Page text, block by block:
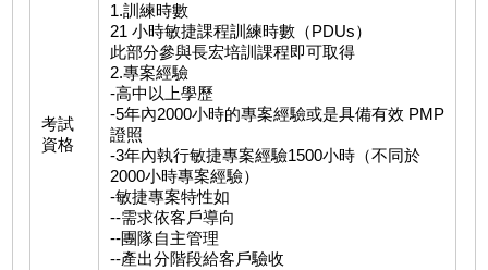
考試
資格
1.訓練時數
21 小時敏捷課程訓練時數（PDUs）
此部分參與長宏培訓課程即可取得
2.專案經驗
-高中以上學歷
-5年內2000小時的專案經驗或是具備有效 PMP
證照
-3年內執行敏捷專案經驗1500小時（不同於
2000小時專案經驗）
-敏捷專案特性如
--需求依客戶導向
--團隊自主管理
--產出分階段給客戶驗收